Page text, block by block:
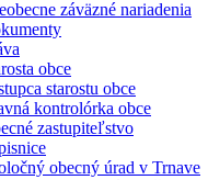
záväzné nariadenia
obce
starostu obce
kontrolórka obce
zastupiteľstvo
obecný úrad v Trnave